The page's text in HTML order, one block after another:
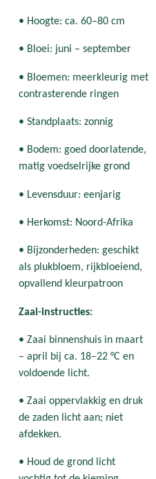
• Hoogte: ca. 60–80 cm
• Bloei: juni – september
• Bloemen: meerkleurig met
contrasterende ringen
• Standplaats: zonnig
• Bodem: goed doorlatende,
matig voedselrijke grond
• Levensduur: eenjarig
• Herkomst: Noord-Afrika
• Bijzonderheden: geschikt
als plukbloem, rijkbloeiend,
opvallend kleurpatroon
Zaai-instructies:
• Zaai binnenshuis in maart
– april bij ca. 18–22 °C en
voldoende licht.
• Zaai oppervlakkig en druk
de zaden licht aan; niet
afdekken.
• Houd de grond licht